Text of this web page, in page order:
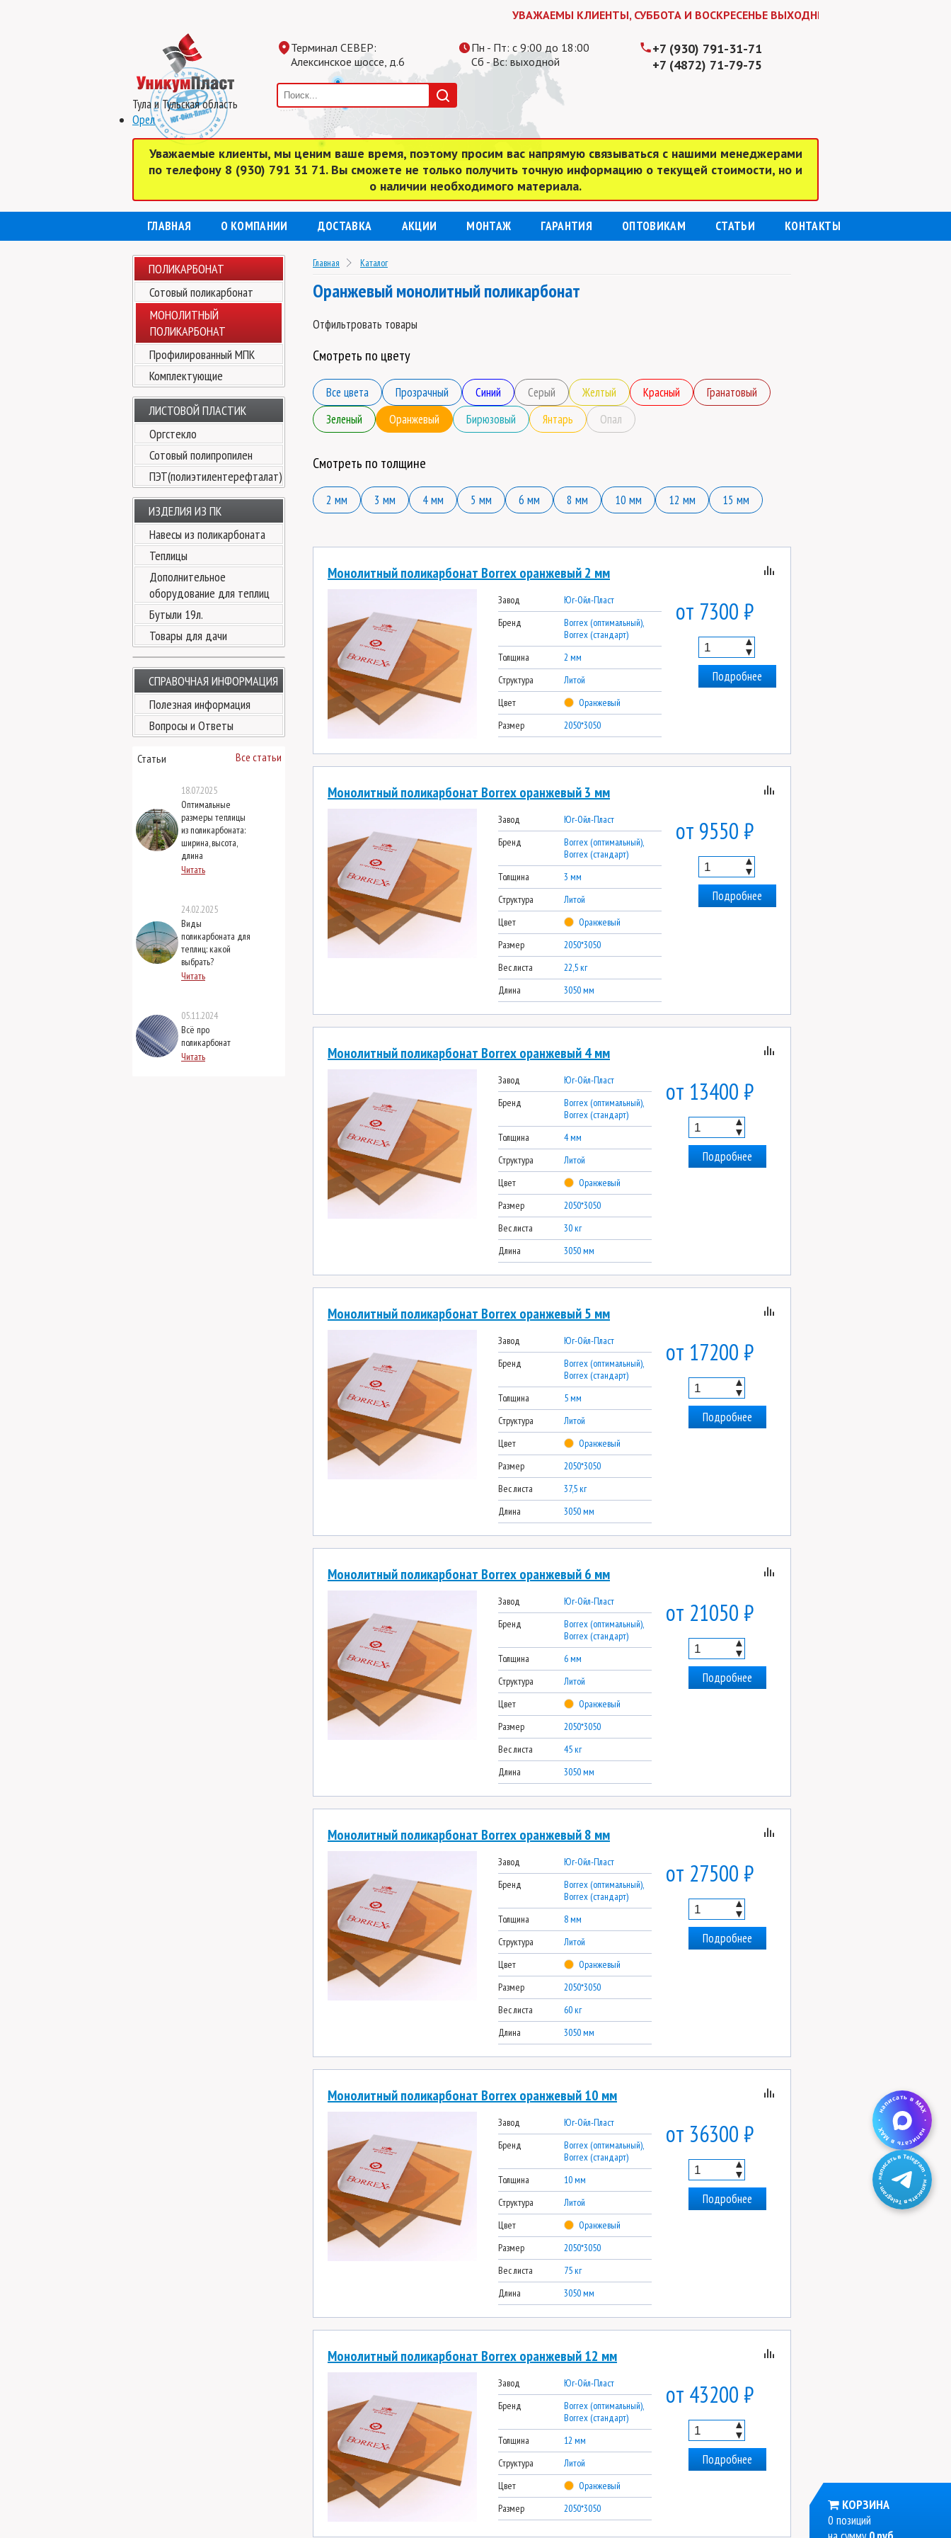
УВАЖАЕМЫ КЛИЕНТЫ, СУББОТА И ВОСКРЕСЕНЬЕ ВЫХОДНЫЕ ДНИ! ЖДЕМ ВАС В БУДНИ С 9:00
Тула и Тульская область
Орел
Терминал СЕВЕР:
Алексинское шоссе, д.6
Пн - Пт: с 9:00 до 18:00
Сб - Вс: выходной
+7 (930) 791-31-71
+7 (4872) 71-79-75
Уважаемые клиенты, мы ценим ваше время, поэтому просим вас напрямую связываться с нашими менеджерами
по телефону 8 (930) 791 31 71. Вы сможете не только получить точную информацию о текущей стоимости, но и
о наличии необходимого материала.
ГЛАВНАЯ О КОМПАНИИ ДОСТАВКА АКЦИИ МОНТАЖ ГАРАНТИЯ ОПТОВИКАМ СТАТЬИ КОНТАКТЫ
ПОЛИКАРБОНАТ
Сотовый поликарбонат
МОНОЛИТНЫЙ
ПОЛИКАРБОНАТ
Профилированный МПК
Комплектующие
ЛИСТОВОЙ ПЛАСТИК
Оргстекло
Сотовый полипропилен
ПЭТ(полиэтилентерефталат)
ИЗДЕЛИЯ ИЗ ПК
Навесы из поликарбоната
Теплицы
Дополнительное
оборудование для теплиц
Бутыли 19л.
Товары для дачи
СПРАВОЧНАЯ ИНФОРМАЦИЯ
Полезная информация
Вопросы и Ответы
Статьи Все статьи
18.07.2025
Оптимальные
размеры теплицы
из поликарбоната:
ширина, высота,
длина
Читать
24.02.2025
Виды
поликарбоната для
теплиц: какой
выбрать?
Читать
05.11.2024
Всё про
поликарбонат
Читать
Главная Каталог
Оранжевый монолитный поликарбонат
Отфильтровать товары
Смотреть по цвету
Все цвета Прозрачный Синий Серый Желтый Красный
Гранатовый
Зеленый
Оранжевый Бирюзовый Янтарь Опал
Смотреть по толщине
2 мм 3 мм 4 мм 5 мм 6 мм 8 мм 10 мм 12 мм 15 мм
Монолитный поликарбонат Borrex оранжевый 2 мм
Завод
Юг-Ойл-Пласт
Бренд
Borrex (оптимальный),
Borrex (стандарт)
Толщина
2 мм
Структура
Литой
Цвет
Оранжевый
Размер
2050*3050
от 7300 ₽
▲
▼
Подробнее
Монолитный поликарбонат Borrex оранжевый 3 мм
Завод
Юг-Ойл-Пласт
Бренд
Borrex (оптимальный),
Borrex (стандарт)
Толщина
3 мм
Структура
Литой
Цвет
Оранжевый
Размер
2050*3050
Вес листа
22,5 кг
Длина
3050 мм
от 9550 ₽
▲
▼
Подробнее
Монолитный поликарбонат Borrex оранжевый 4 мм
Завод
Юг-Ойл-Пласт
Бренд
Borrex (оптимальный),
Borrex (стандарт)
Толщина
4 мм
Структура
Литой
Цвет
Оранжевый
Размер
2050*3050
Вес листа
30 кг
Длина
3050 мм
от 13400 ₽
▲
▼
Подробнее
Монолитный поликарбонат Borrex оранжевый 5 мм
Завод
Юг-Ойл-Пласт
Бренд
Borrex (оптимальный),
Borrex (стандарт)
Толщина
5 мм
Структура
Литой
Цвет
Оранжевый
Размер
2050*3050
Вес листа
37,5 кг
Длина
3050 мм
от 17200 ₽
▲
▼
Подробнее
Монолитный поликарбонат Borrex оранжевый 6 мм
Завод
Юг-Ойл-Пласт
Бренд
Borrex (оптимальный),
Borrex (стандарт)
Толщина
6 мм
Структура
Литой
Цвет
Оранжевый
Размер
2050*3050
Вес листа
45 кг
Длина
3050 мм
от 21050 ₽
▲
▼
Подробнее
Монолитный поликарбонат Borrex оранжевый 8 мм
Завод
Юг-Ойл-Пласт
Бренд
Borrex (оптимальный),
Borrex (стандарт)
Толщина
8 мм
Структура
Литой
Цвет
Оранжевый
Размер
2050*3050
Вес листа
60 кг
Длина
3050 мм
от 27500 ₽
▲
▼
Подробнее
Монолитный поликарбонат Borrex оранжевый 10 мм
Завод
Юг-Ойл-Пласт
Бренд
Borrex (оптимальный),
Borrex (стандарт)
Толщина
10 мм
Структура
Литой
Цвет
Оранжевый
Размер
2050*3050
Вес листа
75 кг
Длина
3050 мм
от 36300 ₽
▲
▼
Подробнее
Монолитный поликарбонат Borrex оранжевый 12 мм
Завод
Юг-Ойл-Пласт
Бренд
Borrex (оптимальный),
Borrex (стандарт)
Толщина
12 мм
Структура
Литой
Цвет
Оранжевый
Размер
2050*3050
от 43200 ₽
▲
▼
Подробнее
КОРЗИНА
0 позиций